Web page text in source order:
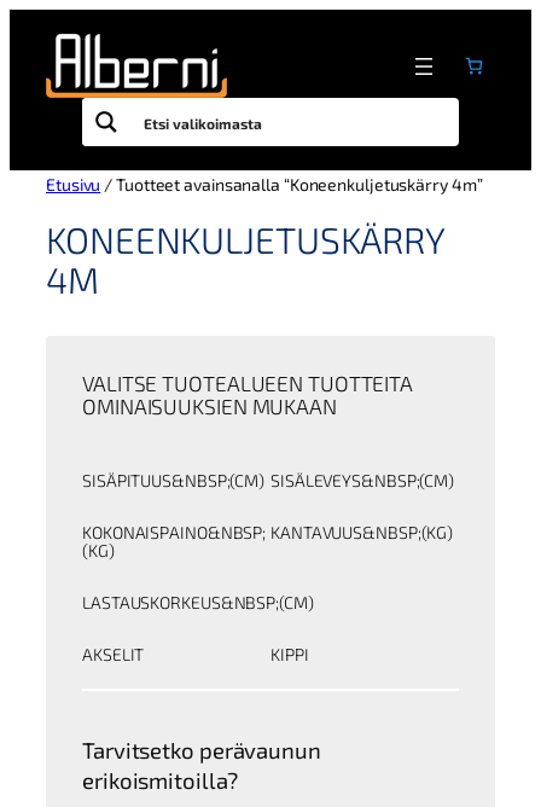
sisältöön
Etusivu / Tuotteet avainsanalla “Koneenkuljetuskärry 4m”
KONEENKULJETUSKÄRRY
4M
VALITSE TUOTEALUEEN TUOTTEITA
OMINAISUUKSIEN MUKAAN
SISÄPITUUS&NBSP;(CM) SISÄLEVEYS&NBSP;(CM)
KOKONAISPAINO&NBSP;
(KG)
KANTAVUUS&NBSP;(KG)
LASTAUSKORKEUS&NBSP;(CM)
AKSELIT KIPPI
Tarvitsetko perävaunun
erikoismitoilla?